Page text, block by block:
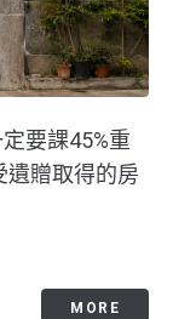
要課45%重
遺贈取得的房
MORE